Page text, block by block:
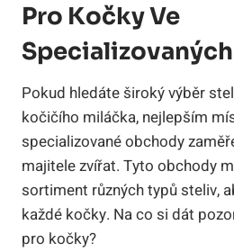
Pro Kočky Ve
Pokud hledáte široký výběr
kočičího miláčka, nejlepším
specializované obchody
majitele zvířat. Tyto obchody
sortiment různých typů steliv,
každé kočky. Na co si dát
pro kočky?